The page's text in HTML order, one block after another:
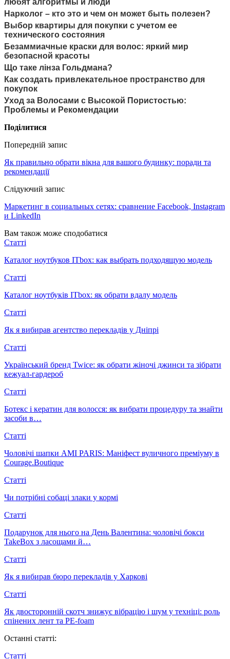
любят алгоритмы и люди
Нарколог – кто это и чем он может быть полезен?
Выбор квартиры для покупки с учетом ее
технического состояния
Безаммиачные краски для волос: яркий мир
безопасной красоты
Що таке лінза Гольдмана?
Как создать привлекательное пространство для
покупок
Уход за Волосами с Высокой Пористостью:
Проблемы и Рекомендации
Поділитися
Попередній запис
Як правильно обрати вікна для вашого будинку: поради та
рекомендації
Слідуючий запис
Маркетинг в социальных сетях: сравнение Facebook, Instagram
и LinkedIn
Вам також може сподобатися
Статті
Каталог ноутбуков ITbox: как выбрать подходящую модель
Статті
Каталог ноутбуків ITbox: як обрати вдалу модель
Статті
Як я вибирав агентство перекладів у Дніпрі
Статті
Український бренд Twice: як обрати жіночі джинси та зібрати
кежуал-гардероб
Статті
Ботекс і кератин для волосся: як вибрати процедуру та знайти
засоби в…
Статті
Чоловічі шапки AMI PARIS: Маніфест вуличного преміуму в
Courage.Boutique
Статті
Чи потрібні собаці злаки у кормі
Статті
Подарунок для нього на День Валентина: чоловічі бокси
TakeBox з ласощами й…
Статті
Як я вибирав бюро перекладів у Харкові
Статті
Як двосторонній скотч знижує вібрацію і шум у техніці: роль
спінених лент та PE-foam
Останні статті:
Статті